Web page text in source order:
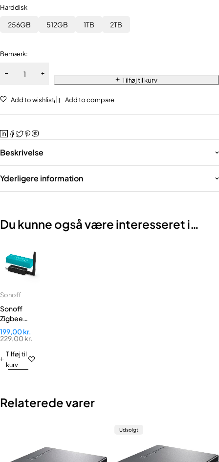
Harddisk
256GB 512GB 1TB 2TB
Bemærk:
Tilføj til kurv
Add to wishlist Add to compare
Beskrivelse
Yderligere information
Du kunne også være interesseret i…
Sonoff
Sonoff
Zigbee
USB
dongle
229,00kr.
199,00kr.
Tilføj til
kurv
Relaterede varer
Udsolgt